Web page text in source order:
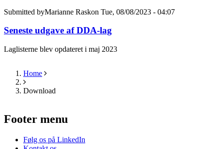
Submitted byMarianne Raskon Tue, 08/08/2023 - 04:07
Seneste udgave af DDA-lag
Laglisterne blev opdateret i maj 2023
Breadcrumb
Home
Download
Footer menu
Følg os på LinkedIn